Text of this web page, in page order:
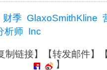
财季 GlaxoSmithKline
析师 Inc
制链接】【转发邮件】
】